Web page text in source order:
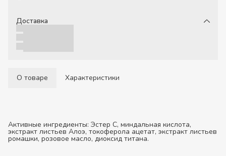
Доставка
О товаре Характеристики
Активные ингредиенты: Эстер С, миндальная кислота,
экстракт листьев Алоэ, токоферола ацетат, экстракт листьев
ромашки, розовое масло, диоксид титана.